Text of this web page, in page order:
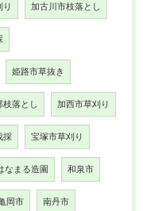
り 加古川市枝落とし
姫路市草抜き
枝落とし 加西市草刈り
採 宝塚市草刈り
なまる造園 和泉市
岡市 南丹市